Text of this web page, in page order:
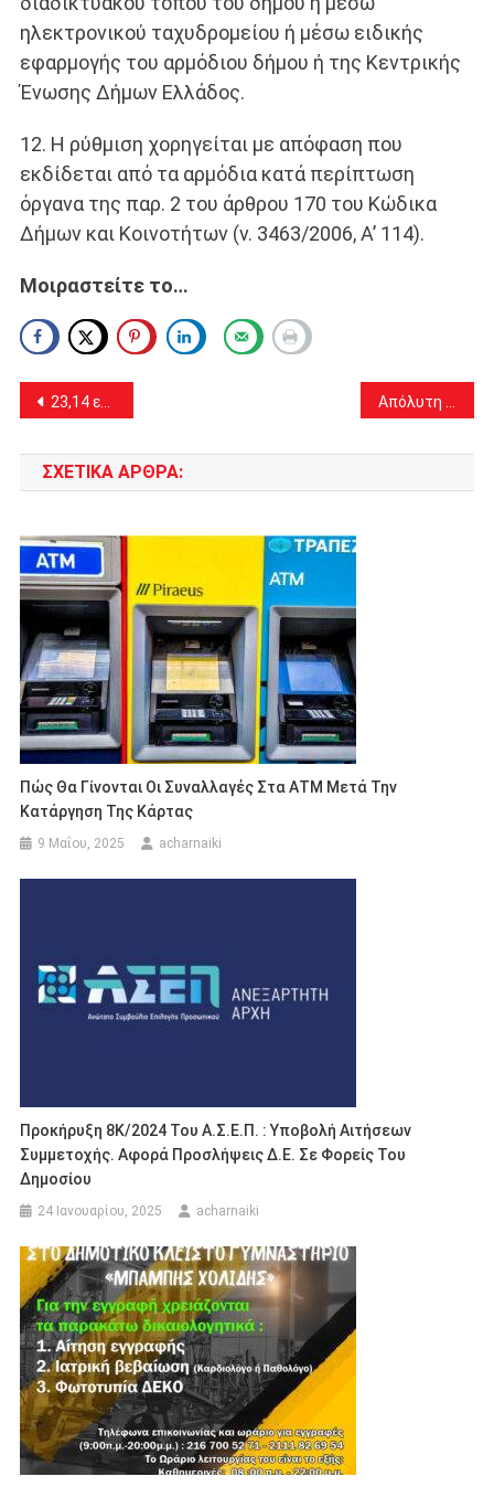
ηλεκτρονικού ταχυδρομείου ή μέσω ειδικής
εφαρμογής του αρμόδιου δήμου ή της Κεντρικής
Ένωσης Δήμων Ελλάδος.
12. Η ρύθμιση χορηγείται με απόφαση που
εκδίδεται από τα αρμόδια κατά περίπτωση
όργανα της παρ. 2 του άρθρου 170 του Κώδικα
Δήμων και Κοινοτήτων (ν. 3463/2006, Α’ 114).
Μοιραστείτε το…
Πλοήγηση
άρθρων
23,14 εκατ. € από το Υπουργείο Εσωτερικών στους Δήμους για πυροπροστασία – το ποσό που αναλογεί στις Αχαρνές
ΣΧΕΤΙΚΆ ΆΡΘΡΑ:
Πώς Θα Γίνονται Οι Συναλλαγές Στα ΑΤΜ Μετά Την
Κατάργηση Της Κάρτας
9 Μαΐου, 2025 acharnaiki
Προκήρυξη 8Κ/2024 Του Α.Σ.Ε.Π. : Υποβολή Αιτήσεων
Συμμετοχής. Αφορά Προσλήψεις Δ.Ε. Σε Φορείς Του
Δημοσίου
24 Ιανουαρίου, 2025 acharnaiki